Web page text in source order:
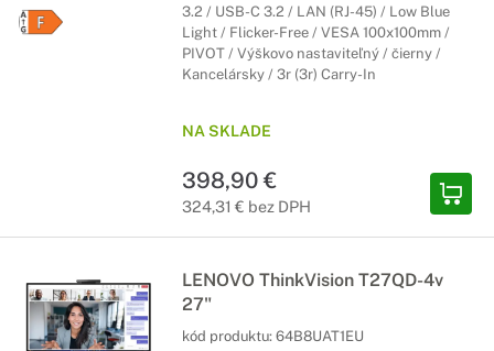
3.2 / USB-C 3.2 / LAN (RJ-45) / Low Blue
Light / Flicker-Free / VESA 100x100mm /
PIVOT / Výškovo nastaviteľný / čierny /
Kancelársky / 3r (3r) Carry-In
NA SKLADE
398,90 €
324,31 € bez DPH
LENOVO ThinkVision T27QD-4v
27"
kód produktu: 64B8UAT1EU